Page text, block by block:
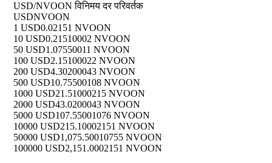
USD/NVOON विनिमय दर परिवर्तक
USDNVOON
1 USD0.02151 NVOON
10 USD0.21510002 NVOON
50 USD1.07550011 NVOON
100 USD2.15100022 NVOON
200 USD4.30200043 NVOON
500 USD10.75500108 NVOON
1000 USD21.51000215 NVOON
2000 USD43.0200043 NVOON
5000 USD107.55001076 NVOON
10000 USD215.10002151 NVOON
50000 USD1,075.50010755 NVOON
100000 USD2,151.0002151 NVOON